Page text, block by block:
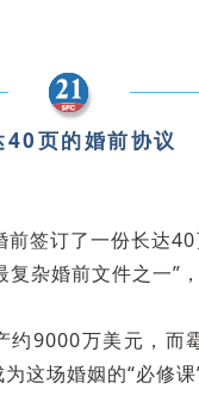
40页的婚前协议
前签订了一份长达
杂婚前文件之一”
约9000万美元，
这场婚姻的“必修课”